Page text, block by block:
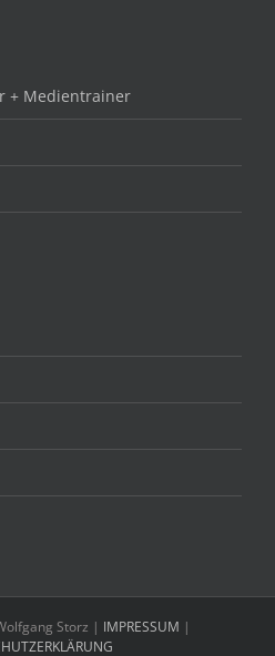
+ Medientrainer
Storz | IMPRESSUM |